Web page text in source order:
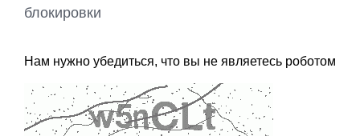
блокировки
Нам нужно убедиться, что вы не являетесь роботом